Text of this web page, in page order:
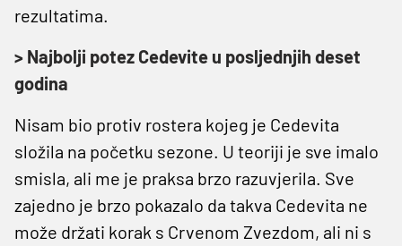
rezultatima.
> Najbolji potez Cedevite u posljednjih deset
godina
Nisam bio protiv rostera kojeg je Cedevita
složila na početku sezone. U teoriji je sve imalo
smisla, ali me je praksa brzo razuvjerila. Sve
zajedno je brzo pokazalo da takva Cedevita ne
može držati korak s Crvenom Zvezdom, ali ni s